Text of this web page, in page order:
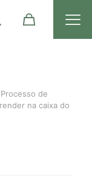
de
na caixa do